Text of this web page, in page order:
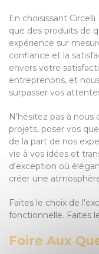
En choisissant
que des produits de
expérience sur
confiance et la
envers votre
entreprenons, et
surpasser vos
N'hésitez pas à
projets, poser vos
de la part de nos
vie à vos idées et
d'exception où
créer une
Faites le choix de
fonctionnelle. Faites
Foire Aux